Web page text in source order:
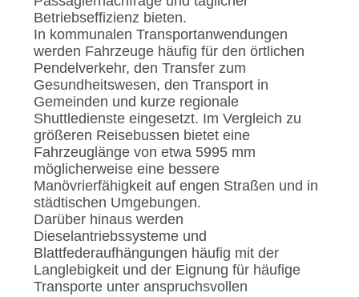
Betriebseffizienz bieten.
In kommunalen Transportanwendungen
werden Fahrzeuge häufig für den örtlichen
Pendelverkehr, den Transfer zum
Gesundheitswesen, den Transport in
Gemeinden und kurze regionale
Shuttledienste eingesetzt. Im Vergleich zu
größeren Reisebussen bietet eine
Fahrzeuglänge von etwa 5995 mm
möglicherweise eine bessere
Manövrierfähigkeit auf engen Straßen und in
städtischen Umgebungen.
Darüber hinaus werden
Dieselantriebssysteme und
Blattfederaufhängungen häufig mit der
Langlebigkeit und der Eignung für häufige
Transporte unter anspruchsvollen